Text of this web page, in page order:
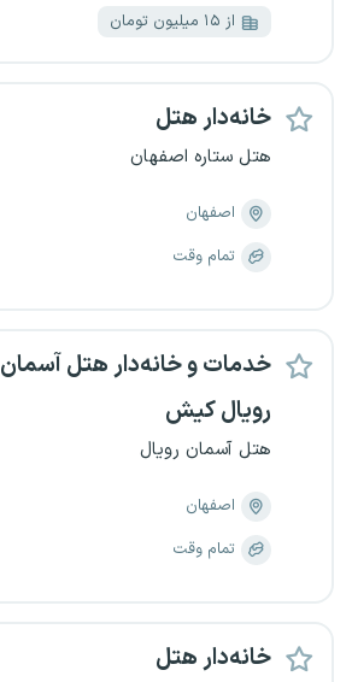
از ۱۵ میلیون تومان
خانه‌دار هتل
هتل ستاره اصفهان
اصفهان
تمام وقت
خدمات و خانه‌دار هتل آسمان
رویال کیش
هتل آسمان رویال
اصفهان
تمام وقت
خانه‌دار هتل